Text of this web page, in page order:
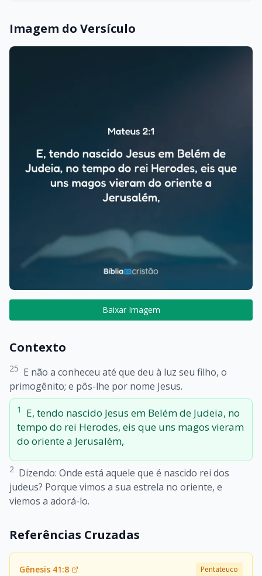
Imagem do Versículo
Baixar Imagem
Contexto
25 E não a conheceu até que deu à luz seu filho, o
primogênito; e pôs-lhe por nome Jesus.
1
E, tendo nascido Jesus em Belém de Judeia, no
tempo do rei Herodes, eis que uns magos vieram
do oriente a Jerusalém,
2 Dizendo: Onde está aquele que é nascido rei dos
judeus? Porque vimos a sua estrela no oriente, e
viemos a adorá-lo.
Referências Cruzadas
Gênesis 41:8 Pentateuco